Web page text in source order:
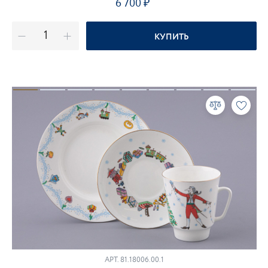
6 700
КУПИТЬ
АРТ. 81.18006.00.1